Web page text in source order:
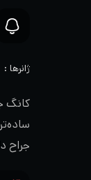
ژانرها :
کانگ
جراح